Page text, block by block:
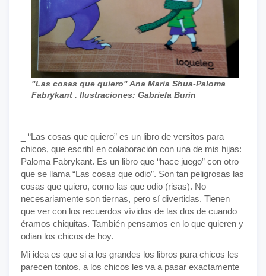
"Las cosas que quiero" Ana María Shua-Paloma
Fabrykant . Ilustraciones: Gabriela Burin
_ “Las cosas que quiero” es un libro de versitos para
chicos, que escribí en colaboración con una de mis hijas:
Paloma Fabrykant. Es un libro que “hace juego” con otro
que se llama “Las cosas que odio”. Son tan peligrosas las
cosas que quiero, como las que odio (risas). No
necesariamente son tiernas, pero sí divertidas. Tienen
que ver con los recuerdos vívidos de las dos de cuando
éramos chiquitas. También pensamos en lo que quieren y
odian los chicos de hoy.
Mi idea es que si a los grandes los libros para chicos les
parecen tontos, a los chicos les va a pasar exactamente